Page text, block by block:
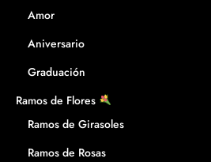
Amor
Aniversario
Graduación
Ramos de Flores
Ramos de Girasoles
Ramos de Rosas